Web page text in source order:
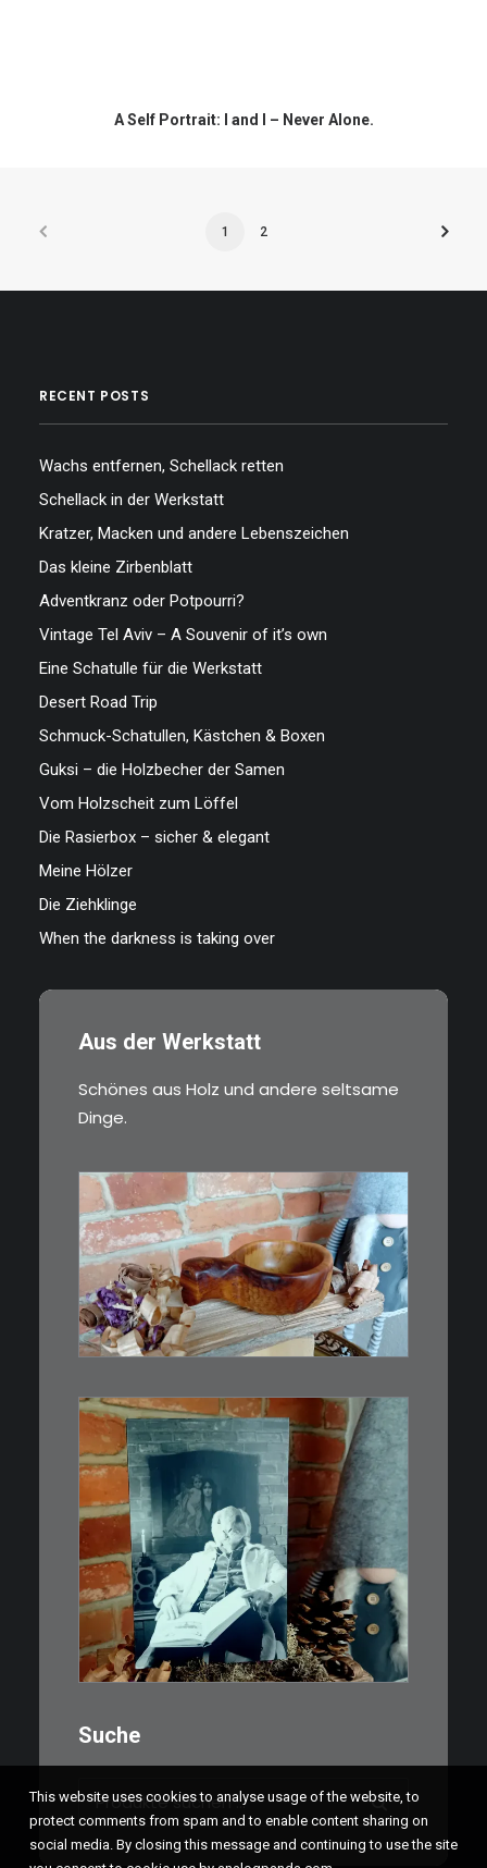
A Self Portrait: I and I – Never Alone.
1 2
RECENT POSTS
Wachs entfernen, Schellack retten
Schellack in der Werkstatt
Kratzer, Macken und andere Lebenszeichen
Das kleine Zirbenblatt
Adventkranz oder Potpourri?
Vintage Tel Aviv – A Souvenir of it’s own
Eine Schatulle für die Werkstatt
Desert Road Trip
Schmuck-Schatullen, Kästchen & Boxen
Guksi – die Holzbecher der Samen
Vom Holzscheit zum Löffel
Die Rasierbox – sicher & elegant
Meine Hölzer
Die Ziehklinge
When the darkness is taking over
Aus der Werkstatt
Schönes aus Holz und andere seltsame
Dinge.
€15,00
Ein Holzbecher im Wikinger-Stil.
Inspiriert…
3,00
Limitierte Auflage. Original:
Abzug von 35mm…
Suche
Suchen
nach:
This website uses cookies to analyse usage of the website, to
protect comments from spam and to enable content sharing on
social media. By closing this message and continuing to use the site